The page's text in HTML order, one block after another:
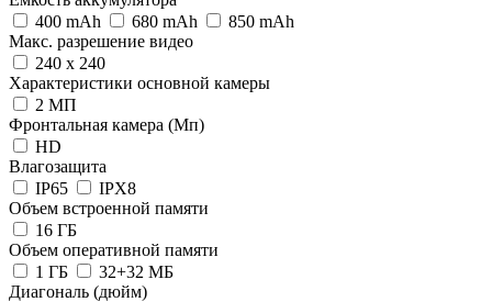
400 mAh
680 mAh
850 mAh
Макс. разрешение видео
240 х 240
Характеристики основной камеры
2 МП
Фронтальная камера (Мп)
HD
Влагозащита
IP65
IPX8
Объем встроенной памяти
16 ГБ
Объем оперативной памяти
1 ГБ
32+32 МБ
Диагональ (дюйм)